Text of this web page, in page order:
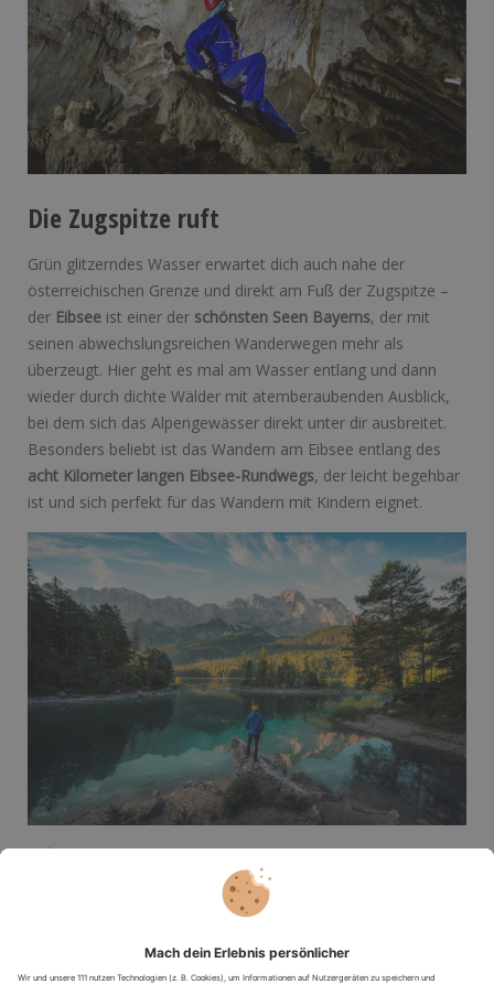
Die Zugspitze ruft
Grün glitzerndes Wasser erwartet dich auch nahe der
österreichischen Grenze und direkt am Fuß der Zugspitze –
der Eibsee ist einer der schönsten Seen Bayerns, der mit
seinen abwechslungsreichen Wanderwegen mehr als
überzeugt. Hier geht es mal am Wasser entlang und dann
wieder durch dichte Wälder mit atemberaubenden Ausblick,
bei dem sich das Alpengewässer direkt unter dir ausbreitet.
Besonders beliebt ist das Wandern am Eibsee entlang des
acht Kilometer langen Eibsee-Rundwegs, der leicht begehbar
ist und sich perfekt für das Wandern mit Kindern eignet.
Geheimtipp: Wer besondere Action auf der Zugspitze sucht,
der kann hier von Januar bis April absolut außergewöhnlich in
Die schönsten Ziele in Südbayern